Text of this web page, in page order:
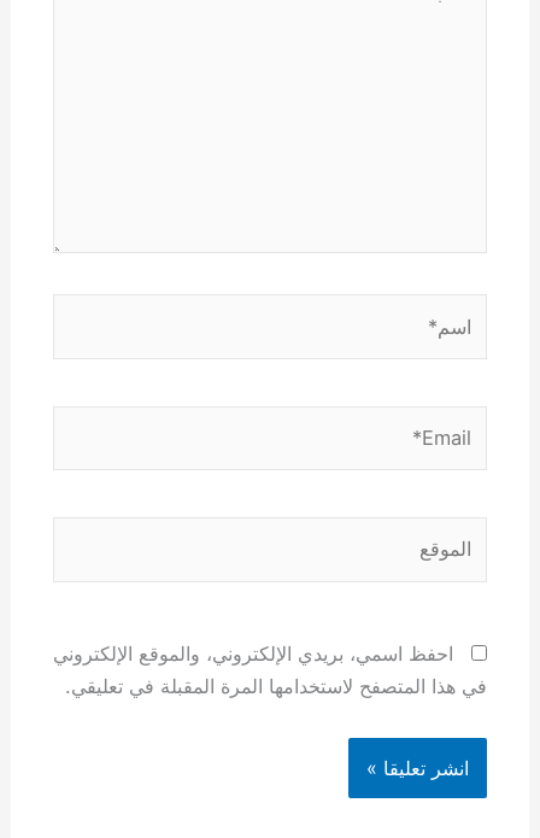
احفظ اسمي، بريدي الإلكتروني، والموقع الإلكتروني
في هذا المتصفح لاستخدامها المرة المقبلة في تعليقي.